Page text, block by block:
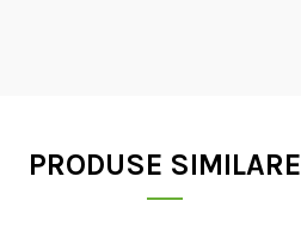
PRODUSE SIMILARE